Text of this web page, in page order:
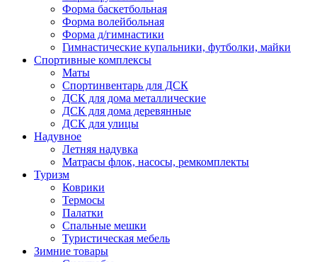
Форма баскетбольная
Форма волейбольная
Форма д/гимнастики
Гимнастические купальники, футболки, майки
Спортивные комплексы
Маты
Спортинвентарь для ДСК
ДСК для дома металлические
ДСК для дома деревянные
ДСК для улицы
Надувное
Летняя надувка
Матрасы флок, насосы, ремкомплекты
Туризм
Коврики
Термосы
Палатки
Спальные мешки
Туристическая мебель
Зимние товары